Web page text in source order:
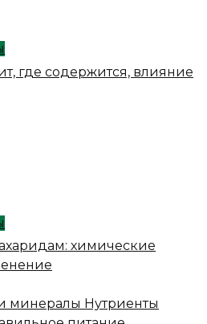
где содержится, влияние
химические
минералы Нутриенты